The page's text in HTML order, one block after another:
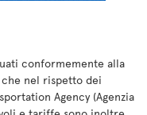
conformemente alla
che nel rispetto dei
Agency (Agenzia